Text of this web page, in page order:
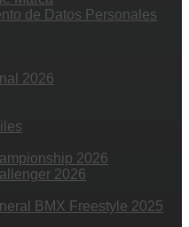
de Datos Personales
2026
2026
2026
BMX Freestyle 2025